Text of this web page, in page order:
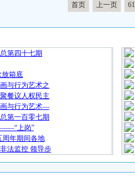
首页 上一页 61
第四十七期
箱底
与行为艺术之
餐议人权民主
与行为艺术—
第一百零七期
——“上岗”
周年期间各地
法监控 领导步